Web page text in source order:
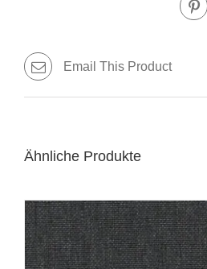
Email This Product
Ähnliche Produkte